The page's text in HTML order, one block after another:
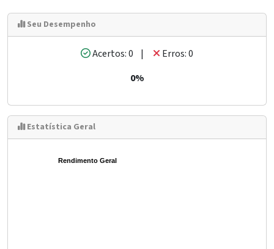
Seu Desempenho
Acertos: 0 |
Erros: 0
0%
Estatística Geral
Rendimento Geral